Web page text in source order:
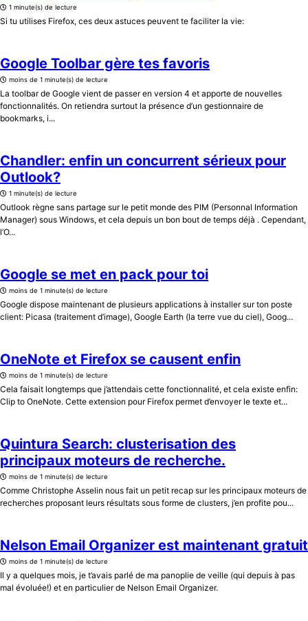
1 minute(s) de lecture
Si tu utilises Firefox, ces deux astuces peuvent te faciliter la vie:
Google Toolbar gère tes favoris
moins de 1 minute(s) de lecture
La toolbar de Google vient de passer en version 4 et apporte de nouvelles
fonctionnalités. On retiendra surtout la présence d’un gestionnaire de
bookmarks, i...
Chandler: enfin un concurrent sérieux pour
Outlook?
1 minute(s) de lecture
Outlook règne sans partage sur le petit monde des PIM (Personnal Information
Manager) sous Windows, et cela depuis un bon bout de temps déjà . Cependant,
l’O...
Google se met en pack pour toi
moins de 1 minute(s) de lecture
Google dispose maintenant de plusieurs applications à installer sur ton poste
client: Picasa (traitement d’image), Google Earth (la terre vue du ciel), Goog...
OneNote et Firefox se causent enfin
moins de 1 minute(s) de lecture
Cela faisait longtemps que j’attendais cette fonctionnalité, et cela existe enfin:
Clip to OneNote. Cette extension pour Firefox permet d’envoyer le texte et...
Quintura Search: clusterisation des
principaux moteurs de recherche.
moins de 1 minute(s) de lecture
Comme Christophe Asselin nous fait un petit recap sur les principaux moteurs de
recherches proposant leurs résultats sous forme de clusters, j’en profite pou...
Nelson Email Organizer est maintenant gratuit
moins de 1 minute(s) de lecture
Il y a quelques mois, je t’avais parlé de ma panoplie de veille (qui depuis à pas
mal évoluée!) et en particulier de Nelson Email Organizer.